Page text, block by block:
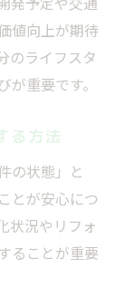
値向上が期待
のライフスタ
重要です。
る方法
の状態」と
とが安心につ
状況やリフォ
ることが重要